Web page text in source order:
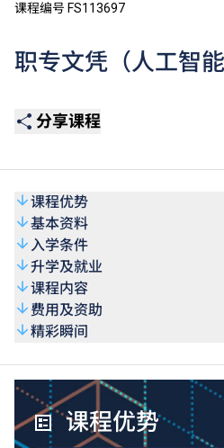
课程编号 FS113697
职专文凭（人工智
分享课程
课程优势
基本资料
入学条件
升学及就业
课程内容
费用及资助
精彩瞬间
课程优势